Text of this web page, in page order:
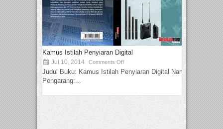
Kamus Istilah Penyiaran Digital
Jul 10, 2014 Comments Off
Judul Buku: Kamus Istilah Penyiaran Digital Nama
Pengarang:...